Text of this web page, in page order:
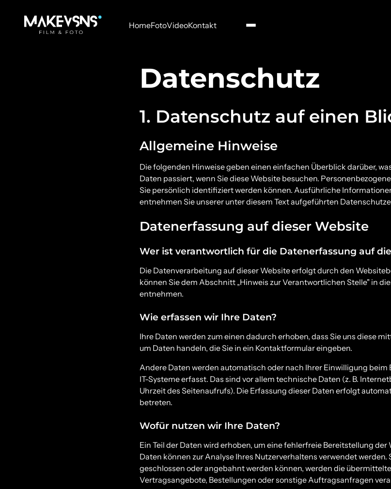
HomeFotoVideoKontakt
Datenschutz
1. Datenschutz auf einen
Allgemeine Hinweise
Die folgenden Hinweise geben einen einfachen Überblick darüber,
Daten passiert, wenn Sie diese Website besuchen.
Sie persönlich identifiziert werden können. Ausführliche
entnehmen Sie unserer unter diesem Text aufgeführten
Datenerfassung auf dieser Website
Wer ist verantwortlich für die Datenerfassung auf
Die Datenverarbeitung auf dieser Website erfolgt durch den
können Sie dem Abschnitt „Hinweis zur Verantwortlichen Stelle" in
entnehmen.
Wie erfassen wir Ihre Daten?
Ihre Daten werden zum einen dadurch erhoben, dass Sie uns diese
um Daten handeln, die Sie in ein Kontaktformular eingeben.
Andere Daten werden automatisch oder nach Ihrer Einwilligung beim
IT-Systeme erfasst. Das sind vor allem technische Daten (z. B.
Uhrzeit des Seitenaufrufs). Die Erfassung dieser Daten erfolgt
betreten.
Wofür nutzen wir Ihre Daten?
Ein Teil der Daten wird erhoben, um eine fehlerfreie Bereitstellung
Daten können zur Analyse Ihres Nutzerverhaltens verwendet
geschlossen oder angebahnt werden können, werden die
Vertragsangebote, Bestellungen oder sonstige Auftragsanfragen